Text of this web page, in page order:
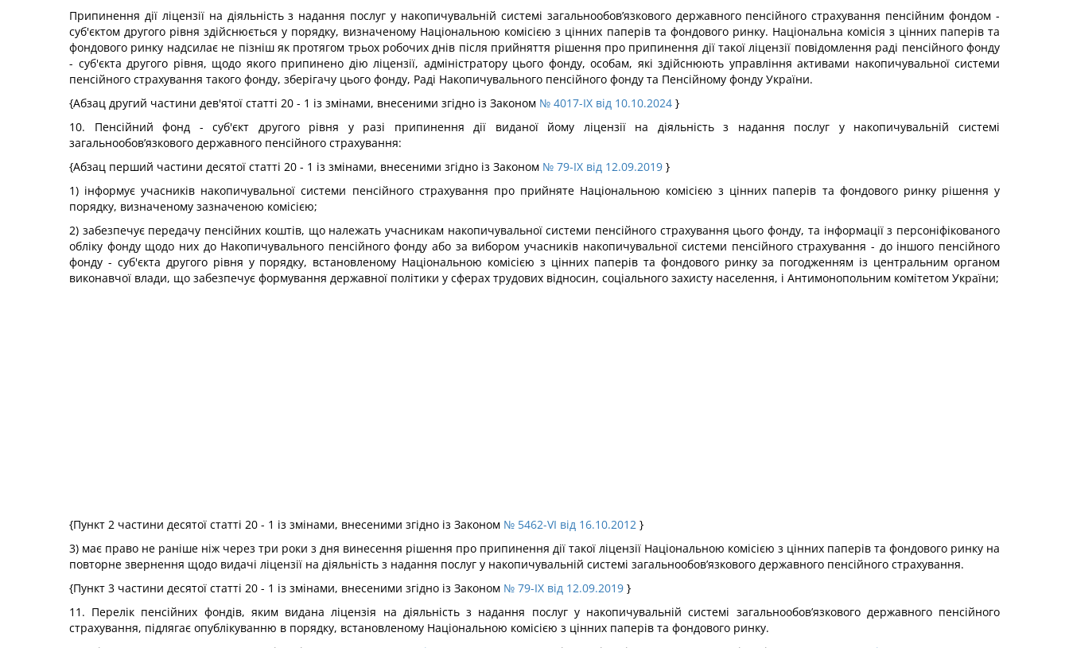
Припинення дії ліцензії на діяльність з надання послуг у накопичувальній системі загальнообов’язкового державного пенсійного страхування пенсійним фондом -
суб'єктом другого рівня здійснюється у порядку, визначеному Національною комісією з цінних паперів та фондового ринку. Національна комісія з цінних паперів та
фондового ринку надсилає не пізніш як протягом трьох робочих днів після прийняття рішення про припинення дії такої ліцензії повідомлення раді пенсійного фонду
- суб'єкта другого рівня, щодо якого припинено дію ліцензії, адміністратору цього фонду, особам, які здійснюють управління активами накопичувальної системи
пенсійного страхування такого фонду, зберігачу цього фонду, Раді Накопичувального пенсійного фонду та Пенсійному фонду України.
{Абзац другий частини дев'ятої статті 20 - 1 із змінами, внесеними згідно із Законом № 4017-IX від 10.10.2024 }
10. Пенсійний фонд - суб'єкт другого рівня у разі припинення дії виданої йому ліцензії на діяльність з надання послуг у накопичувальній системі
загальнообов’язкового державного пенсійного страхування:
{Абзац перший частини десятої статті 20 - 1 із змінами, внесеними згідно із Законом № 79-IX від 12.09.2019 }
1) інформує учасників накопичувальної системи пенсійного страхування про прийняте Національною комісією з цінних паперів та фондового ринку рішення у
порядку, визначеному зазначеною комісією;
2) забезпечує передачу пенсійних коштів, що належать учасникам накопичувальної системи пенсійного страхування цього фонду, та інформації з персоніфікованого
обліку фонду щодо них до Накопичувального пенсійного фонду або за вибором учасників накопичувальної системи пенсійного страхування - до іншого пенсійного
фонду - суб'єкта другого рівня у порядку, встановленому Національною комісією з цінних паперів та фондового ринку за погодженням із центральним органом
виконавчої влади, що забезпечує формування державної політики у сферах трудових відносин, соціального захисту населення, і Антимонопольним комітетом України;
{Пункт 2 частини десятої статті 20 - 1 із змінами, внесеними згідно із Законом № 5462-VI від 16.10.2012 }
3) має право не раніше ніж через три роки з дня винесення рішення про припинення дії такої ліцензії Національною комісією з цінних паперів та фондового ринку на
повторне звернення щодо видачі ліцензії на діяльність з надання послуг у накопичувальній системі загальнообов’язкового державного пенсійного страхування.
{Пункт 3 частини десятої статті 20 - 1 із змінами, внесеними згідно із Законом № 79-IX від 12.09.2019 }
11. Перелік пенсійних фондів, яким видана ліцензія на діяльність з надання послуг у накопичувальній системі загальнообов’язкового державного пенсійного
страхування, підлягає опублікуванню в порядку, встановленому Національною комісією з цінних паперів та фондового ринку.